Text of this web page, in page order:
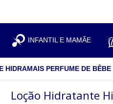
INFANTIL E MAMÃE
HIDRAMAIS PERFUME DE
Loção Hidratante